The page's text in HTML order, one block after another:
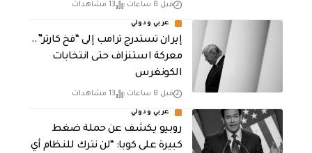
قبل 8 ساعات 13 مشاهدات
عربي ودولي
إيران تستدرج ترامب إلى “فخ كارتر”..
معركة استنزاف حتى انتخابات
الكونغرس
قبل 8 ساعات 13 مشاهدات
عربي ودولي
روبيو يكشف عن حملة ضغط
كبيرة على كوبا: “لن نترك للنظام أي